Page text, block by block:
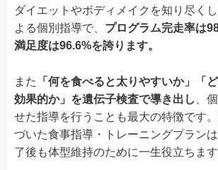
ダイエットやボディメイクを知り尽く
よる個別指導で、 プログラム完走率は
満足度は96.6%を誇ります。
また
「何を食べると太りやすいか」「
効果的か」を遺伝子検査で導き出し
、
せた指導を行うことも最大の特徴です
づいた食事指導・トレーニングプラン
了後も体型維持のために一生役立ちます